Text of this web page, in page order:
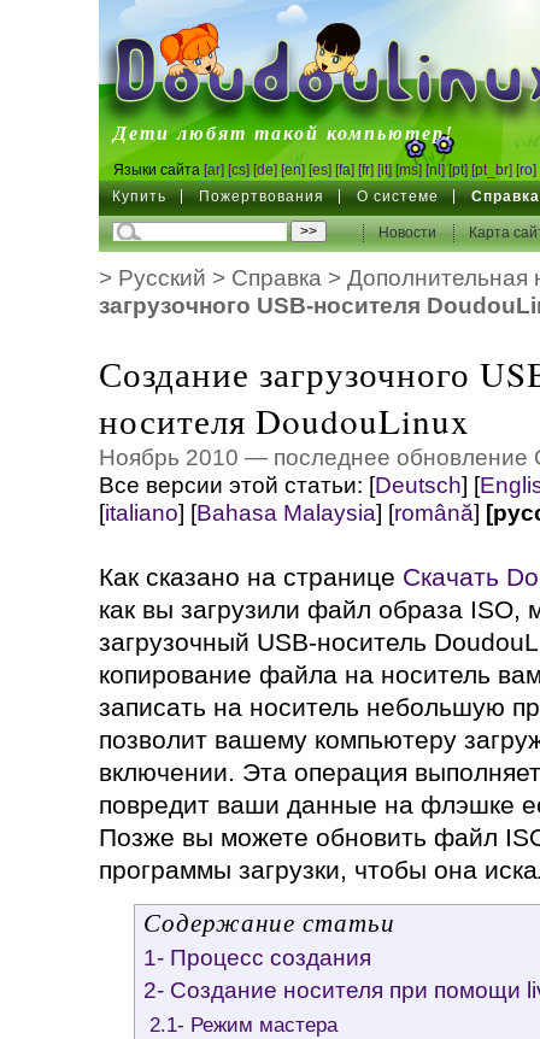
DoudouLinux
Дети любят такой компьютер!
Языки сайта [ar] [cs] [de] [en] [es] [fa] [fr] [it] [ms] [nl] [pt] [pt_br] [ro]
Купить Пожертвования О системе Справка
Новости Карта
> Русский > Справка > Дополнительная
загрузочного USB-носителя
Создание загрузочного
носителя DoudouLinux
Ноябрь 2010 — последнее обновление
Все версии этой статьи: [Deutsch] [
[italiano] [Bahasa Malaysia] [română]
Как сказано на странице Скачать
как вы загрузили файл образа ISO,
загрузочный USB-носитель
копирование файла на носитель
записать на носитель небольшую
позволит вашему компьютеру
включении. Эта операция
повредит ваши данные на флэшке
Позже вы можете обновить файл
программы загрузки, чтобы она
Содержание статьи
1- Процесс создания
2- Создание носителя при помощи
2.1- Режим мастера